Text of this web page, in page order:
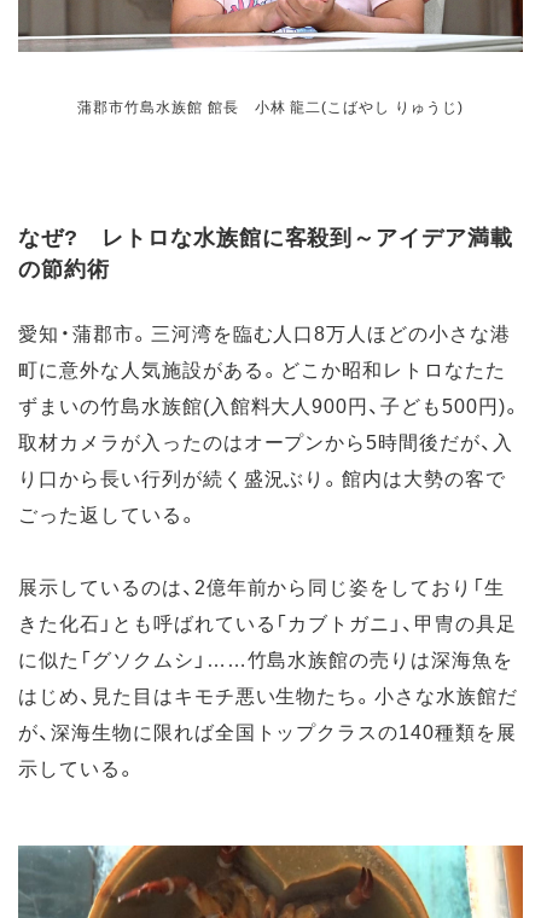
蒲郡市竹島水族館 館長 小林 龍二(こばやし りゅうじ)
なぜ? レトロな水族館に客殺到～アイデア満載
の節約術
愛知・蒲郡市。三河湾を臨む人口8万人ほどの小さな港
町に意外な人気施設がある。どこか昭和レトロなたた
ずまいの竹島水族館(入館料大人900円、子ども500円)。
取材カメラが入ったのはオープンから5時間後だが、入
り口から長い行列が続く盛況ぶり。館内は大勢の客で
ごった返している。
展示しているのは、2億年前から同じ姿をしており「生
きた化石」とも呼ばれている「カブトガニ」、甲冑の具足
に似た「グソクムシ」……竹島水族館の売りは深海魚を
はじめ、見た目はキモチ悪い生物たち。小さな水族館だ
が、深海生物に限れば全国トップクラスの140種類を展
示している。